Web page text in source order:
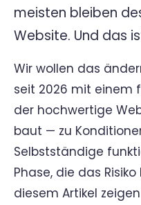
meisten bleiben
Website. Und das
Wir wollen das
seit 2026 mit einem
der hochwertige
baut — zu
Selbstständige
Phase, die das
diesem Artikel